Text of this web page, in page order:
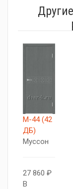
М-44 (42
ДБ)
Муссон
27 860 ₽
В